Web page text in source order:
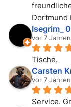
Dortmund
Isegrim_
vor 7 Jahren
Tische.
Carsten
vor 7 Jahren
Service.